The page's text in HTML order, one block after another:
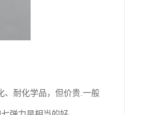
、耐化学品，但价贵.一般